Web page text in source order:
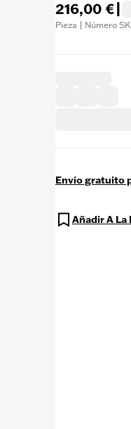
216,00 €
Pieza | Número
Envío gratuito
Añadir A La